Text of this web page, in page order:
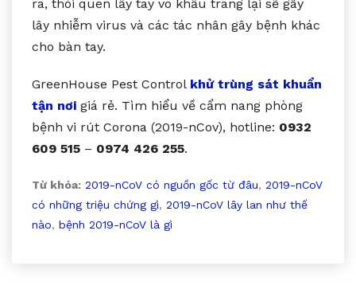
ra, thói quen lấy tay vo khẩu trang lại sẽ gây
lây nhiễm virus và các tác nhân gây bệnh khác
cho bàn tay.
GreenHouse Pest Control khử trùng sát khuẩn
tận nơi giá rẻ. Tìm hiểu về cẩm nang phòng
bệnh vi rút Corona (2019-nCov), hotline: 0932
609 515 – 0974 426 255.
Từ khóa: 2019-nCoV có nguồn gốc từ đâu, 2019-nCoV
có những triệu chứng gì, 2019-nCoV lây lan như thế
nào, bệnh 2019-nCoV là gì